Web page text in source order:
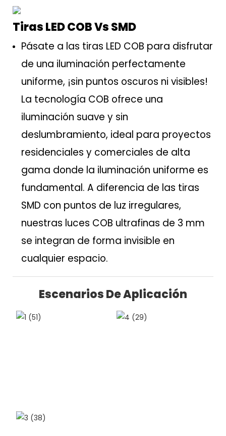
Tiras LED COB Vs SMD
Pásate a las tiras LED COB para disfrutar
de una iluminación perfectamente
uniforme, ¡sin puntos oscuros ni visibles!
La tecnología COB ofrece una
iluminación suave y sin
deslumbramiento, ideal para proyectos
residenciales y comerciales de alta
gama donde la iluminación uniforme es
fundamental. A diferencia de las tiras
SMD con puntos de luz irregulares,
nuestras luces COB ultrafinas de 3 mm
se integran de forma invisible en
cualquier espacio.
Escenarios De Aplicación